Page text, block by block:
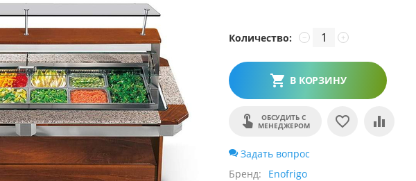
Количество: +
−
В КОРЗИНУ
ОБСУДИТЬ С
МЕНЕДЖЕРОМ
Задать вопрос
Бренд
Enofrigo